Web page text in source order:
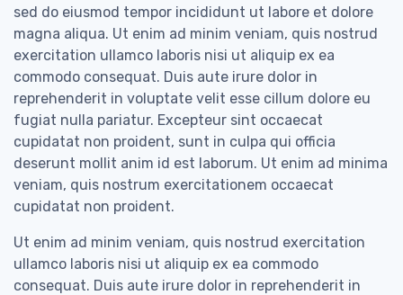
sed do eiusmod tempor incididunt ut labore et dolore
magna aliqua. Ut enim ad minim veniam, quis nostrud
exercitation ullamco laboris nisi ut aliquip ex ea
commodo consequat. Duis aute irure dolor in
reprehenderit in voluptate velit esse cillum dolore eu
fugiat nulla pariatur. Excepteur sint occaecat
cupidatat non proident, sunt in culpa qui officia
deserunt mollit anim id est laborum. Ut enim ad minima
veniam, quis nostrum exercitationem occaecat
cupidatat non proident.
Ut enim ad minim veniam, quis nostrud exercitation
ullamco laboris nisi ut aliquip ex ea commodo
consequat. Duis aute irure dolor in reprehenderit in